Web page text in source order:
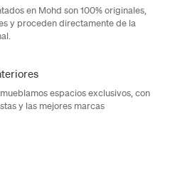
en Mohd son 100% originales,
y proceden directamente de la
espacios exclusivos, con
y las mejores marcas